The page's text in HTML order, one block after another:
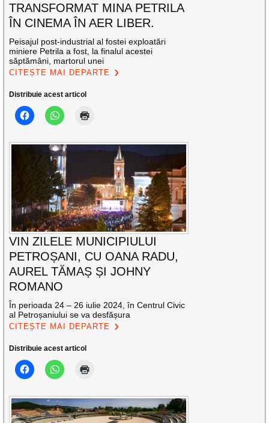
TRANSFORMAT MINA PETRILA
ÎN CINEMA ÎN AER LIBER.
Peisajul post-industrial al fostei exploatări
miniere Petrila a fost, la finalul acestei
săptămâni, martorul unei
CITEȘTE MAI DEPARTE
Distribuie acest articol
VIN ZILELE MUNICIPIULUI
PETROȘANI, CU OANA RADU,
AUREL TĂMAȘ ȘI JOHNY
ROMANO
În perioada 24 – 26 iulie 2024, în Centrul Civic
al Petroșaniului se va desfășura
CITEȘTE MAI DEPARTE
Distribuie acest articol